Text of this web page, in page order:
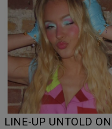
Ce a dezvăluit noua